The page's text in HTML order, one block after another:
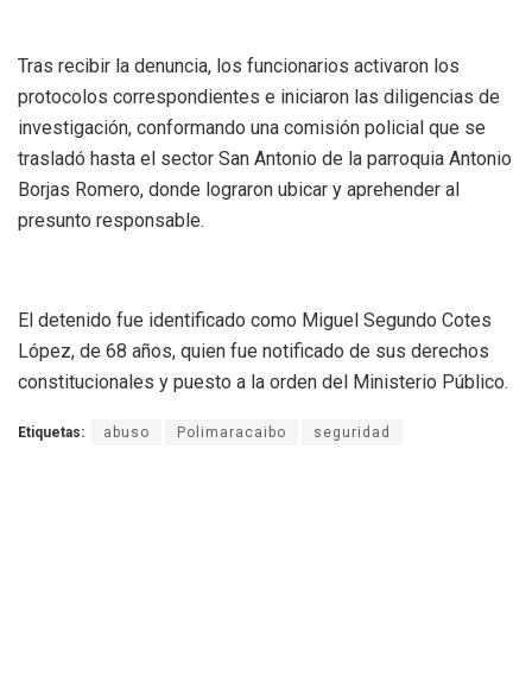
Tras recibir la denuncia, los funcionarios activaron los
protocolos correspondientes e iniciaron las diligencias de
investigación, conformando una comisión policial que se
trasladó hasta el sector San Antonio de la parroquia Antonio
Borjas Romero, donde lograron ubicar y aprehender al
presunto responsable.
El detenido fue identificado como Miguel Segundo Cotes
López, de 68 años, quien fue notificado de sus derechos
constitucionales y puesto a la orden del Ministerio Público.
Etiquetas: abuso Polimaracaibo seguridad